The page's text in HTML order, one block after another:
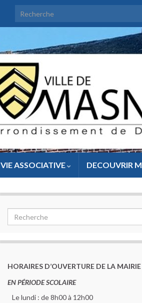
VIE ASSOCIATIVE DECOUVRIR
HORAIRES D’OUVERTURE DE LA MAIRIE
EN PÉRIODE SCOLAIRE
Le lundi : de 8h00 à 12h00